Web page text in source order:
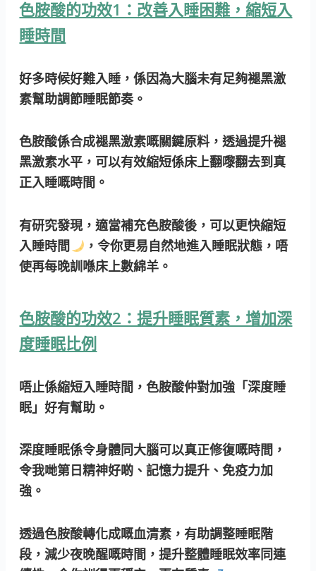
色胺酸的功效1：改善入睡困難，縮短入
睡時間
好多時候好難入睡，係因為大腦未有足夠褪黑激
素幫助調節睡眠節奏。
色胺酸係合成褪黑激素嘅關鍵原料，透過提升褪
黑激素水平，可以有效縮短係床上翻嚟翻去到真
正入睡嘅時間。
有研究發現，適當補充色胺酸後，可以更快縮短
入睡時間
，令你更易自然地進入睡眠狀態，唔
使再每晚訓喺床上數綿羊。
色胺酸的功效2：提升睡眠質素，增加深
度睡眠比例
唔止係縮短入睡時間，色胺酸仲對加強「深度睡
眠」好有幫助。
深度睡眠係令身體同大腦可以真正修復嘅時間，
令我哋第日精神好啲、記憶力提升、免疫力加
強。
透過色胺酸轉化成嘅血清素，有助調整睡眠階
段，減少夜晚醒嘅時間，提升整體睡眠效率同連